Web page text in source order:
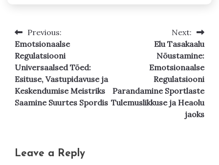
Post
navigation
Previous:
Emotsionaalse
Regulatsiooni
Universaalsed Tõed:
Esituse, Vastupidavuse ja
Keskendumise Meistriks
Saamine Suurtes Spordis
Next:
Elu Tasakaalu
Nõustamine:
Emotsionaalse
Regulatsiooni
Parandamine Sportlaste
Tulemuslikkuse ja Heaolu
jaoks
Leave a Reply